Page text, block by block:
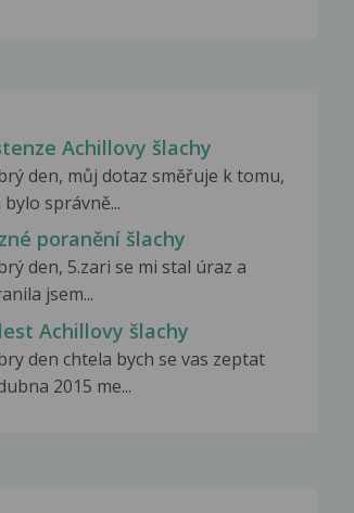
Achillovy šlachy
den, můj dotaz směřuje k tomu,
bylo správně...
poranění šlachy
den, 5.zari se mi stal úraz a
jsem...
Achillovy šlachy
den chtela bych se vas zeptat
2015 me...